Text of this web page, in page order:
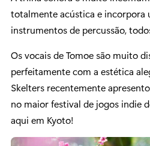
totalmente acústica e incorpora
instrumentos de percussão,
Os vocais de Tomoe são muito
perfeitamente com a estética
Skelters recentemente
no maior festival de jogos indie
aqui em Kyoto!